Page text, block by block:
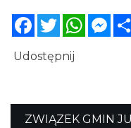
FacebookTwitter
Udostępnij
ZWIĄZEK GMIN